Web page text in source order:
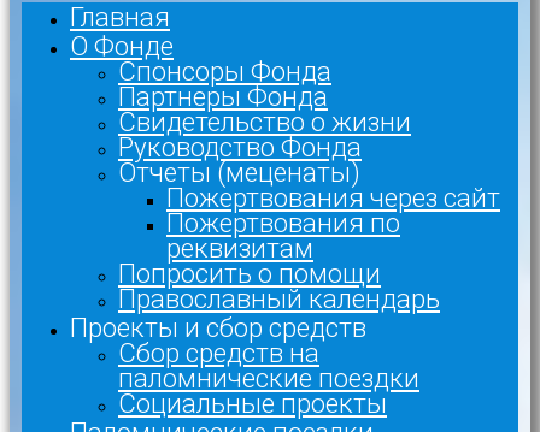
Главная
О Фонде
Спонсоры Фонда
Партнеры Фонда
Свидетельство о жизни
Руководство Фонда
Отчеты (меценаты)
Пожертвования через сайт
Пожертвования по
реквизитам
Попросить о помощи
Православный календарь
Проекты и сбор средств
Сбор средств на
паломнические поездки
Социальные проекты